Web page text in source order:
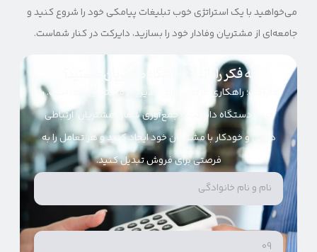
می‌خواهید با یک استراتژی خوب تبلیغات پیامکی خود را شروع کنید و
جامعه‌ای از مشتریان وفادار خود را بسازید، دایرکت در کنار شماست.
به فکر راه‌اندازی باشگاه مشتریان هستید؟
دایرکت؛ راهکاری حرفه‌ای برای مدیریت مشتریان شما است. با
خرید دستگاه دایرکت و جمع‌آوری شماره مشتریان؛ ارتباطی
دائمی و خودکار با مشتریان خود ایجاد کنید و هر تعامل را به
فرصتی برای فروش تبدیل کنید.